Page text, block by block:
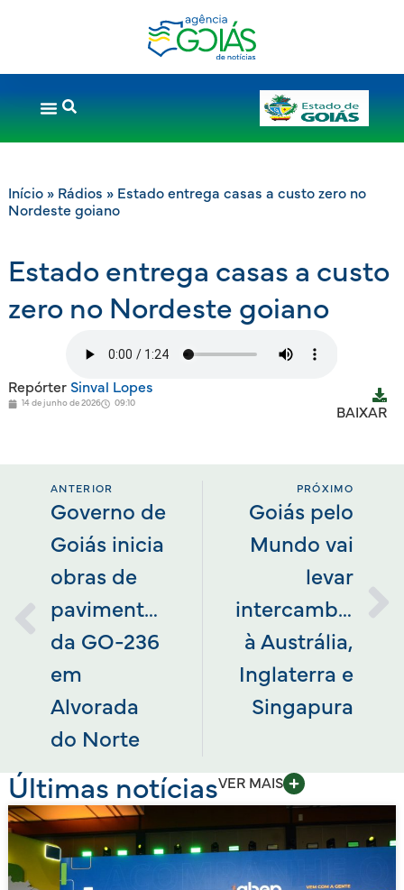
Início» Rádios » Estado entrega casas a custo zero no
Nordeste goiano
Estado entrega casas a custo
zero no Nordeste goiano
RepórterSinval Lopes
14 de junho de 2026 09:10
BAIXAR
ANTERIOR
Governo de
Goiás inicia
obras de
pavimentação
da GO-236
em
Alvorada
do Norte
PRÓXIMO
Goiás pelo
Mundo vai
levar
intercambistas
à Austrália,
Inglaterra e
Singapura
Últimas notíciasVER MAIS